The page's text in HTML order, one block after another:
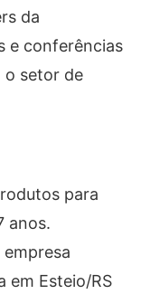
da
e conferências
o setor de
para
anos.
em Esteio/RS